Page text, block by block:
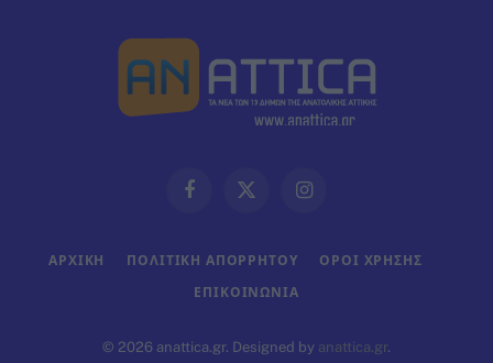
FacebookX
Instagram
ΑΡΧΙΚΗ ΠΟΛΙΤΙΚΗ ΑΠΟΡΡΗΤΟΥ ΟΡΟΙ ΧΡΗΣΗΣ
ΕΠΙΚΟΙΝΩΝΊΑ
© 2026 anattica.gr. Designed by anattica.gr.